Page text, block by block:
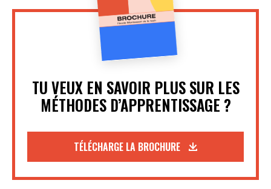
TU VEUX EN SAVOIR PLUS SUR LES
MÉTHODES D’APPRENTISSAGE ?
TÉLÉCHARGE LA BROCHURE